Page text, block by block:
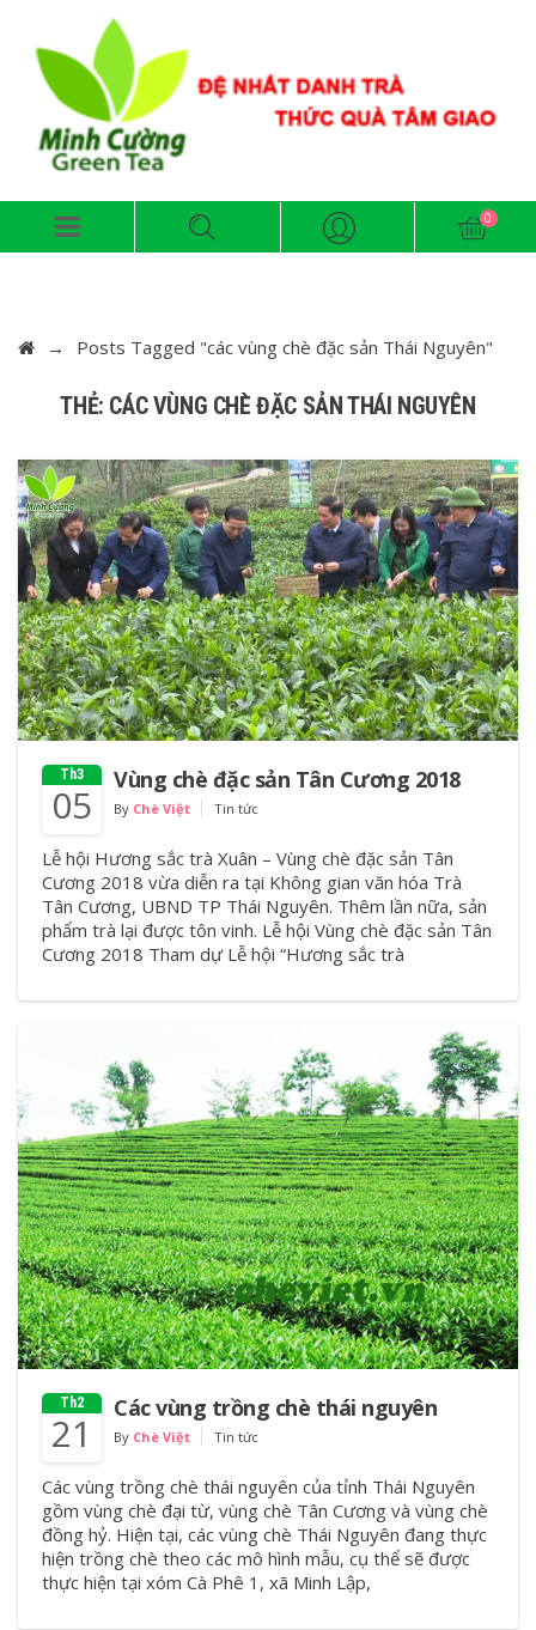
→ Posts Tagged "các vùng chè đặc sản Thái Nguyên"
THẺ: CÁC VÙNG CHÈ ĐẶC SẢN THÁI NGUYÊN
Th3
05
Vùng chè đặc sản Tân Cương 2018
By Chè Việt Tin tức
Lễ hội Hương sắc trà Xuân – Vùng chè đặc sản Tân
Cương 2018 vừa diễn ra tại Không gian văn hóa Trà
Tân Cương, UBND TP Thái Nguyên. Thêm lần nữa, sản
phẩm trà lại được tôn vinh. Lễ hội Vùng chè đặc sản Tân
Cương 2018 Tham dự Lễ hội “Hương sắc trà
Th2
21
Các vùng trồng chè thái nguyên
By Chè Việt Tin tức
Các vùng trồng chè thái nguyên của tỉnh Thái Nguyên
gồm vùng chè đại từ, vùng chè Tân Cương và vùng chè
đồng hỷ. Hiện tại, các vùng chè Thái Nguyên đang thực
hiện trồng chè theo các mô hình mẫu, cụ thể sẽ được
thực hiện tại xóm Cà Phê 1, xã Minh Lập,